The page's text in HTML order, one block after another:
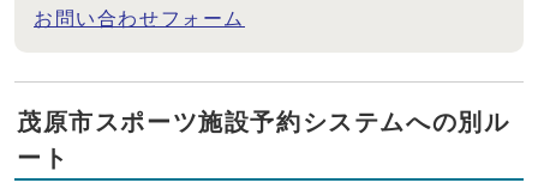
お問い合わせフォーム
茂原市スポーツ施設予約システムへの別ル
ート